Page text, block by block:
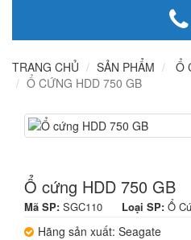
TRANG CHỦ SẢN PHẨM
Ổ
Ổ CỨNG HDD 750 GB
Ổ cứng HDD 750 GB
Mã SP: SGC110 Loại SP: Ổ
Hãng sản xuất: Seagate